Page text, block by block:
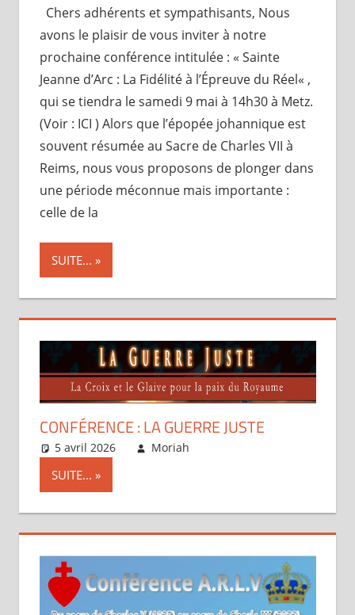
Chers adhérents et sympathisants, Nous
avons le plaisir de vous inviter à notre
prochaine conférence intitulée : « Sainte
Jeanne d’Arc : La Fidélité à l’Épreuve du Réel« ,
qui se tiendra le samedi 9 mai à 14h30 à Metz.
(Voir : ICI ) Alors que l’épopée johannique est
souvent résumée au Sacre de Charles VII à
Reims, nous vous proposons de plonger dans
une période méconnue mais importante :
celle de la
SUITE...
CONFÉRENCE : LA GUERRE JUSTE
5 avril 2026 Moriah
SUITE...